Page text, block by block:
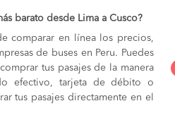
barato desde Lima a Cusco?
comparar en línea los precios,
de buses en Peru. Puedes
tus pasajes de la manera
efectivo, tarjeta de débito o
tus pasajes directamente en el